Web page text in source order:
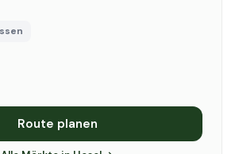
Route planen